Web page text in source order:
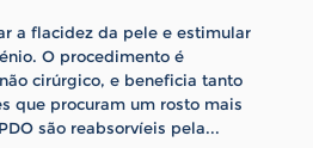
a flacidez da pele e estimular
O procedimento é
cirúrgico, e beneficia tanto
que procuram um rosto mais
são reabsorvíeis pela...